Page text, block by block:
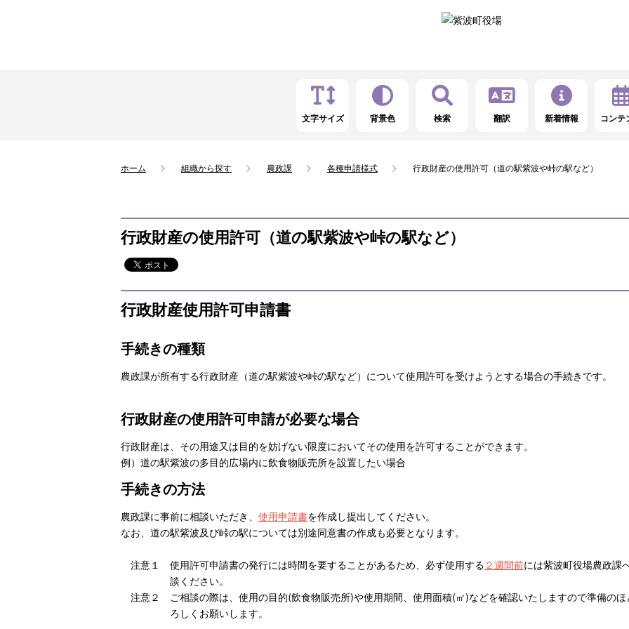
文字サイズ 背景色 検索 翻訳 新着情報 コンテ
ホーム 組織から探す 農政課 各種申請様式 行政財産の使用許可（道の駅紫波や峠の駅など）
行政財産の使用許可（道の駅紫波や峠の駅など）
行政財産使用許可申請書
手続きの種類
農政課が所有する行政財産（道の駅紫波や峠の駅など）について使用許可を受けようとする場合の手続きです。
行政財産の使用許可申請が必要な場合
行政財産は、その用途又は目的を妨げない限度においてその使用を許可することができます。
例）道の駅紫波の多目的広場内に飲食物販売所を設置したい場合
手続きの方法
農政課に事前に相談いただき、 使用申請書を作成し提出してください。
なお、道の駅紫波及び峠の駅については別途同意書の作成も必要となります。
注意１ 使用許可申請書の発行には時間を要することがあるため、必ず使用する ２週間前には紫波町役場農政
談ください。
注意２ ご相談の際は、使用の目的(飲食物販売所)や使用期間、使用面積(㎡)などを確認いたしますので準備
ろしくお願いします。